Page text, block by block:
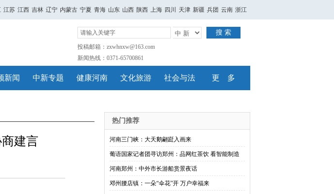
江苏 江西 吉林 辽宁 内蒙古 宁夏 青海 山东 山西 陕西 上海 四川 天津 新疆 兵团 云南 浙江
搜 索
投稿邮箱：zxwhnxw@163.com
新闻热线：0371-65700861
新闻 中新专题 健康河南 文化旅游 社会与法 更 多
建言
热门推荐
河南三门峡：大天鹅翩跹入画来
葡语国家记者团寻访郑州：品网红茶饮 看智能制造
河南郑州：中外市长游船赏景夜话
邓州腰店镇：一朵“伞花”开 万户幸福来